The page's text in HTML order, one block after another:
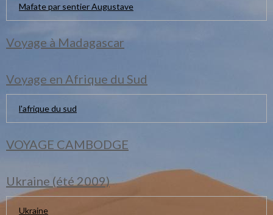
Mafate par sentier Augustave
Voyage à Madagascar
Voyage en Afrique du Sud
l'afrique du sud
VOYAGE CAMBODGE
Ukraine (été 2009)
Ukraine